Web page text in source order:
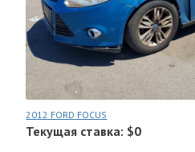
2012 FORD FOCUS
Текущая ставка: $0